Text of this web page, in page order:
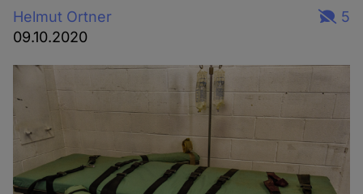
Helmut Ortner
09.10.2020
5